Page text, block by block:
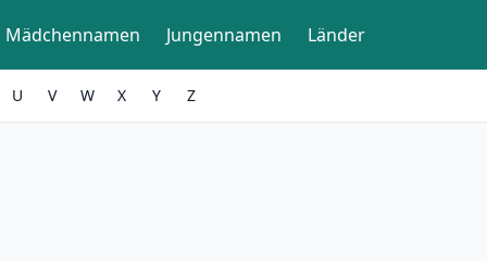
Mädchennamen Jungennamen Länder
U V W X Y Z